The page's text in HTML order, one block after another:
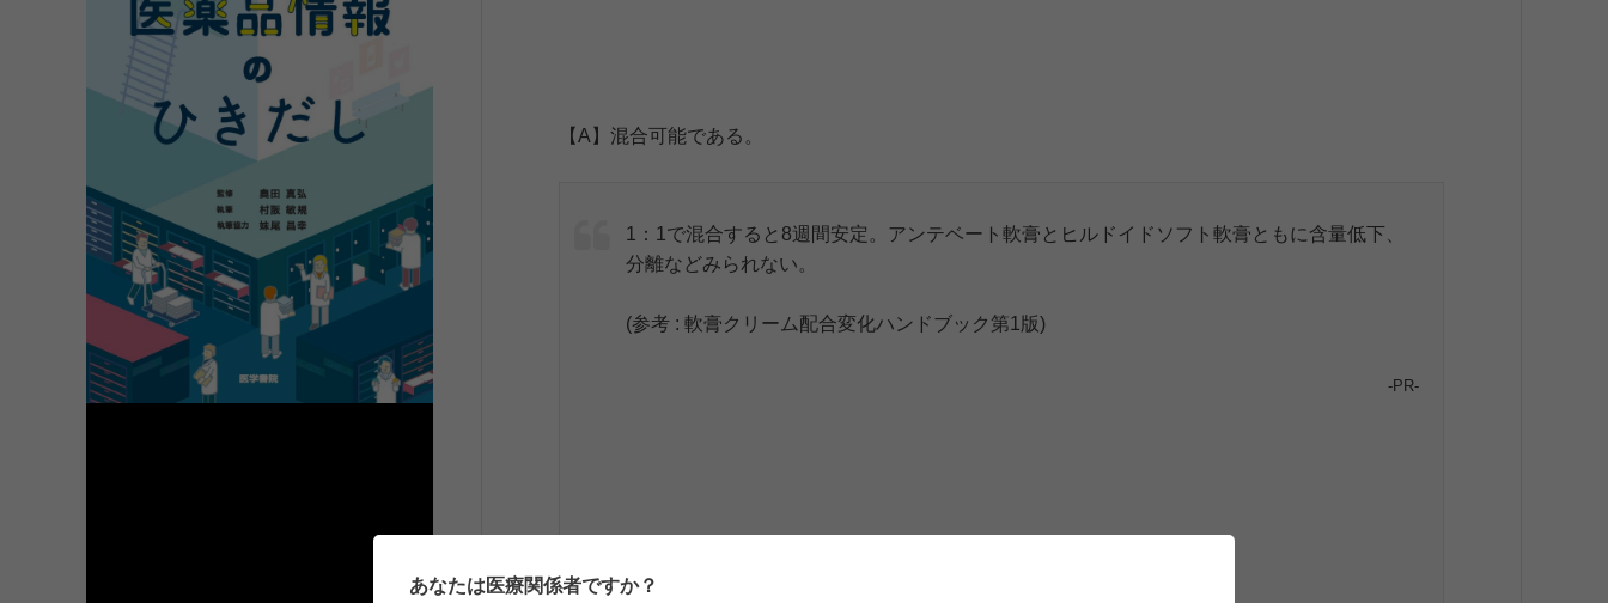
【A】混合可能である。
1：1で混合すると8週間安定。アンテベート軟膏とヒルドイドソフト軟膏ともに含量低下、
分離などみられない。
(参考 : 軟膏クリーム配合変化ハンドブック第1版)
-PR-
あなたは医療関係者ですか？